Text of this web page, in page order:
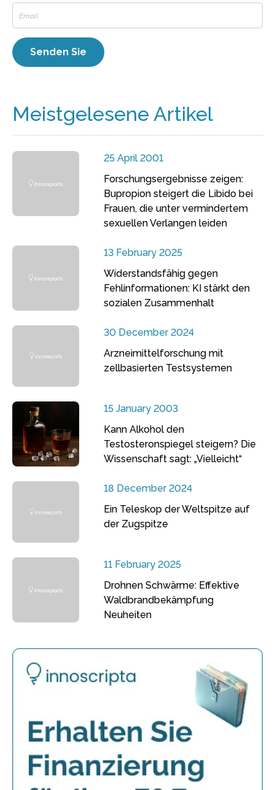
Meistgelesene Artikel
25 April 2001
Forschungsergebnisse zeigen:
Bupropion steigert die Libido bei
Frauen, die unter vermindertem
sexuellen Verlangen leiden
13 February 2025
Widerstandsfähig gegen
Fehlinformationen: KI stärkt den
sozialen Zusammenhalt
30 December 2024
Arzneimittelforschung mit
zellbasierten Testsystemen
15 January 2003
Kann Alkohol den
Testosteronspiegel steigern? Die
Wissenschaft sagt: „Vielleicht“
18 December 2024
Ein Teleskop der Weltspitze auf
der Zugspitze
11 February 2025
Drohnen Schwärme: Effektive
Waldbrandbekämpfung
Neuheiten